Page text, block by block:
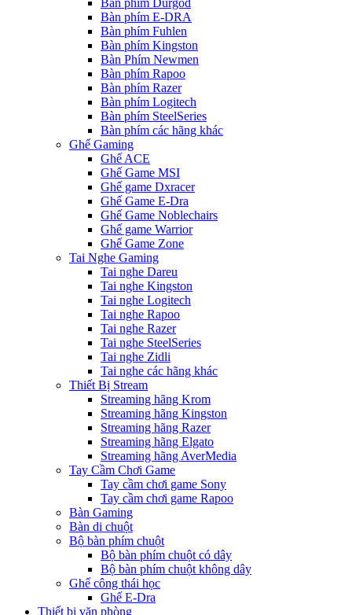
Bàn phím Durgod
Bàn phím E-DRA
Bàn phím Fuhlen
Bàn phím Kingston
Bàn Phím Newmen
Bàn phím Rapoo
Bàn phím Razer
Bàn phím Logitech
Bàn phím SteelSeries
Bàn phím các hãng khác
Ghế Gaming
Ghế ACE
Ghế Game MSI
Ghế game Dxracer
Ghế Game E-Dra
Ghế Game Noblechairs
Ghế game Warrior
Ghế Game Zone
Tai Nghe Gaming
Tai nghe Dareu
Tai nghe Kingston
Tai nghe Logitech
Tai nghe Rapoo
Tai nghe Razer
Tai nghe SteelSeries
Tai nghe Zidli
Tai nghe các hãng khác
Thiết Bị Stream
Streaming hãng Krom
Streaming hãng Kingston
Streaming hãng Razer
Streaming hãng Elgato
Streaming hãng AverMedia
Tay Cầm Chơi Game
Tay cầm chơi game Sony
Tay cầm chơi game Rapoo
Bàn Gaming
Bàn di chuột
Bộ bàn phím chuột
Bộ bàn phím chuột có dây
Bộ bàn phím chuột không dây
Ghế công thái học
Ghế E-Dra
Thiết bị văn phòng